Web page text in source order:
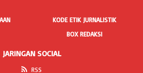
KODE ETIK JURNALISTIK
BOX REDAKSI
JARINGAN SOCIAL
RSS